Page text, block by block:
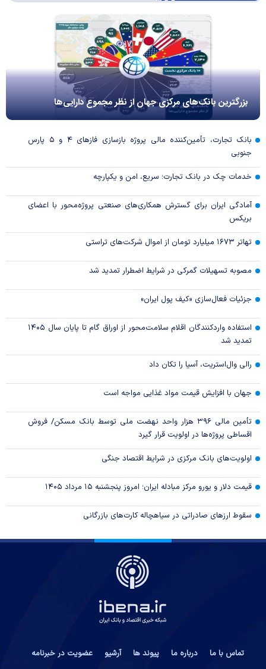
بزرگترین بانک‌های مرکزی جهان از نظر مجموع دارایی‌ها
بانک تجارت، تأمین‌کننده مالی پروژه بازسازی فاز‌های ۴ و ۵ پارس
جنوبی
خدمات چک در بانک تجارت؛ سریع، امن و یکپارچه
آمادگی ایران برای گسترش همکاری‌های صنعتی پروژه‌محور با اعضای
بریکس
تهاتر ۱۶۷۳ میلیارد تومان از اموال شرکت‌های تراستی
مصوبه تسهیلات گمرکی در شرایط اضطرار تمدید شد
جزئیات فعال‌سازی «کیف پول ایران»
استفاده واردکنندگان اقلام سلامت‌محور از اوراق گام تا پایان سال ۱۴۰۵
تمدید شد
رالی وال‌استریت، آسیا را تکان داد
جهان با افزایش قیمت مواد غذایی مواجه است
تأمین مالی ۳۹۶ هزار واحد نهضت ملی توسط بانک مسکن/ فروش
اقساطی پروژه‌ها در اولویت قرار گیرد
اولویت‌های بانک مرکزی در شرایط اقتصاد جنگی
قیمت دلار و یورو مرکز مبادله ایران؛ امروز پنجشنبه ۱۵ مرداد ۱۴۰۵
سقوط ارزهای صادراتی در سیاهچاله کارت‌های بازرگانی
تماس با ما درباره ما پیوند ها آرشیو عضویت در خبرنامه